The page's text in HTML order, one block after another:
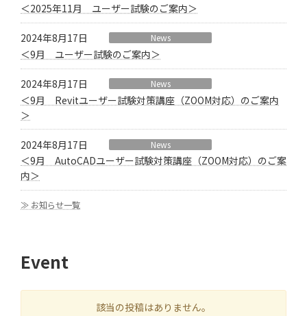
＜2025年11月 ユーザー試験のご案内＞
2024年8月17日 News
＜9月 ユーザー試験のご案内＞
2024年8月17日 News
＜9月 Revitユーザー試験対策講座（ZOOM対応）のご案内
＞
2024年8月17日 News
＜9月 AutoCADユーザー試験対策講座（ZOOM対応）のご案
内＞
≫ お知らせ一覧
Event
該当の投稿はありません。